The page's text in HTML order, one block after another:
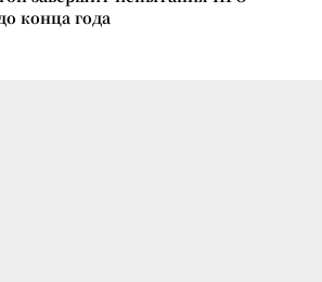
конца года